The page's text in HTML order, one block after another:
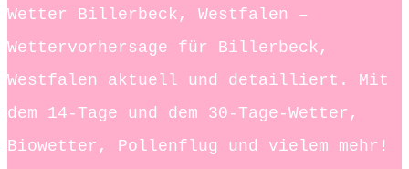
Wetter Billerbeck, Westfalen –
Wettervorhersage für Billerbeck,
Westfalen aktuell und detailliert. Mit
dem 14-Tage und dem 30-Tage-Wetter,
Biowetter, Pollenflug und vielem mehr!